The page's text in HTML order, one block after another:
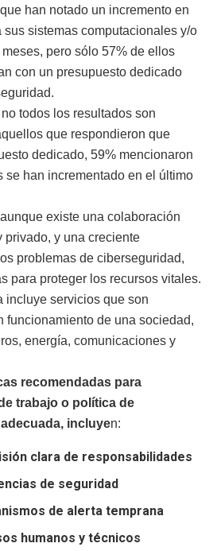
han notado un incremento en
sistemas computacionales y/o
pero sólo 57% de ellos
con un presupuesto dedicado
todos los resultados son
que respondieron que
dedicado, 59% mencionaron
se han incrementado en el último
existe una colaboración
privado, y una creciente
problemas de ciberseguridad,
para proteger los recursos vitales.
incluye servicios que son
funcionamiento de una sociedad,
energía, comunicaciones y
recomendadas para
trabajo o política de
incluyen:
clara de responsabilidades
de seguridad
de alerta temprana
humanos y técnicos